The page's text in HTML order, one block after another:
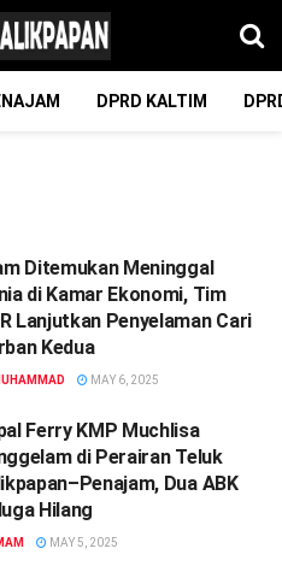
DPRD KALTIM
Ditemukan Meninggal
di Kamar Ekonomi, Tim
Lanjutkan Penyelaman Cari
Kedua
MAY 6, 2025
Ferry KMP Muchlisa
di Perairan Teluk
Dua ABK
Hilang
MAY 5, 2025